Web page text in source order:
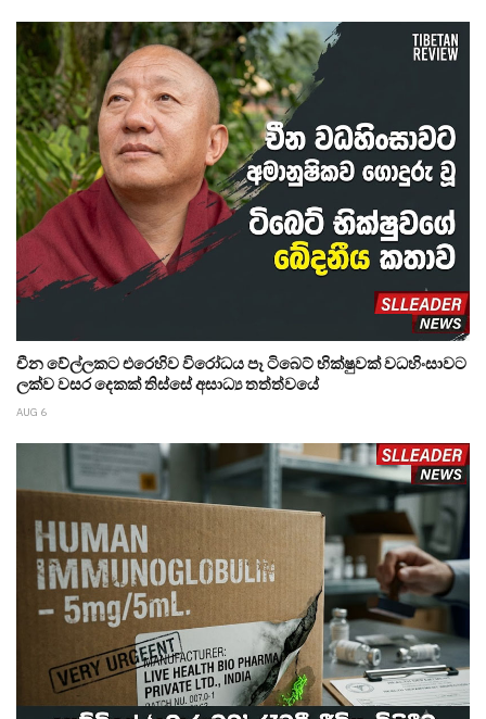
චීන වේල්ලකට එරෙහිව විරෝධය පෑ ටිබෙට් භික්ෂුවක් වධහිංසාවට
ලක්ව වසර දෙකක් තිස්සේ අසාධ්‍ය තත්ත්වයේ
AUG 6